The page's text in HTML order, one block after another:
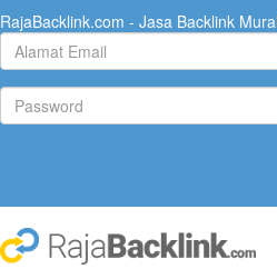
RajaBacklink.com - Jasa Backlink